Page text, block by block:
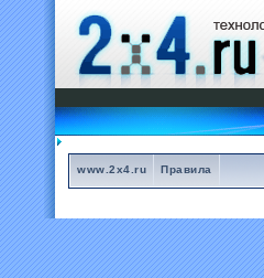
www.2x4.ru Правила